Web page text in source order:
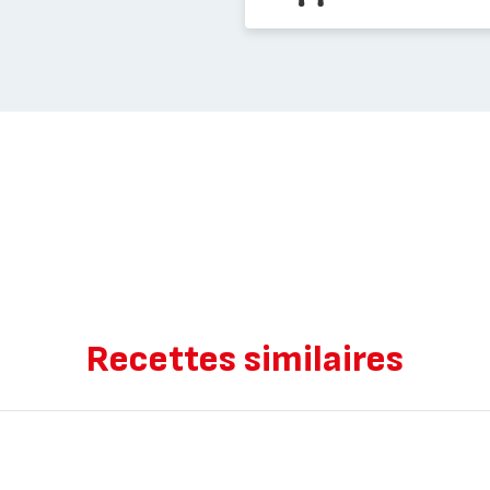
Recettes similaires